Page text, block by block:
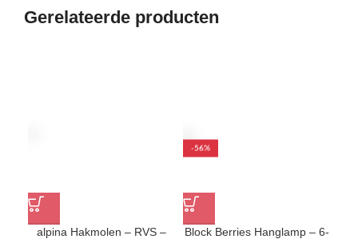
Gerelateerde producten
alpina Hakmolen – RVS –
-56%
Block Berries Hanglamp – 6-